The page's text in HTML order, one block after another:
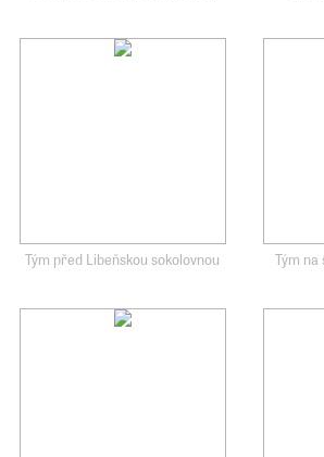
Tým před Libeňskou sokolovnou Tým na